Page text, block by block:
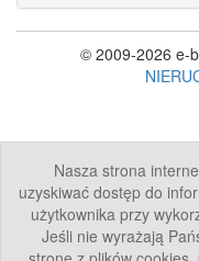
Nasza strona
uzyskiwać dostęp do
użytkownika przy
Jeśli nie wyrażają
© 2009-2026 e-